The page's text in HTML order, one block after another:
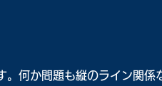
。何か問題も縦のライン関係